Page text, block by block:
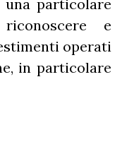
una particolare
e
operati
in particolare